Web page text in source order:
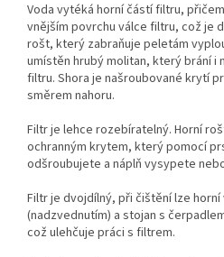
Voda vytéká horní částí filtru,
vnějším povrchu válce filtru, což je
rošt, který zabraňuje peletám
umístěn hrubý molitan, který brání i
filtru. Shora je našroubované krytí
směrem nahoru.
Filtr je lehce rozebíratelný. Horní
ochranným krytem, který pomocí
odšroubujete a náplň vysypete
Filtr je dvojdílný, při čištění lze
(nadzvednutím) a stojan s
což ulehčuje práci s filtrem.